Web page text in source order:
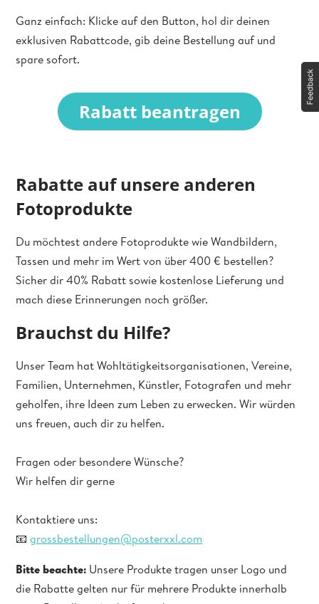
Ganz einfach: Klicke auf den Button, hol dir deinen
exklusiven Rabattcode, gib deine Bestellung auf und
spare sofort.
Rabatt beantragen
Rabatte auf unsere anderen
Fotoprodukte
Du möchtest andere Fotoprodukte wie Wandbildern,
Tassen und mehr im Wert von über 400 € bestellen?
Sicher dir 40% Rabatt sowie kostenlose Lieferung und
mach diese Erinnerungen noch größer.
Brauchst du Hilfe?
Unser Team hat Wohltätigkeitsorganisationen, Vereine,
Familien, Unternehmen, Künstler, Fotografen und mehr
geholfen, ihre Ideen zum Leben zu erwecken. Wir würden
uns freuen, auch dir zu helfen.
Fragen oder besondere Wünsche?
Wir helfen dir gerne
Kontaktiere uns:
📧grossbestellungen@posterxxl.com
Bitte beachte: Unsere Produkte tragen unser Logo und
die Rabatte gelten nur für mehrere Produkte innerhalb